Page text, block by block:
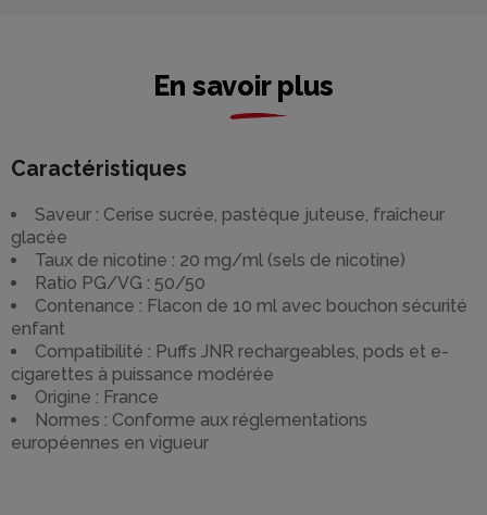
En savoir plus
Caractéristiques
Saveur : Cerise sucrée, pastèque juteuse, fraîcheur
glacée
Taux de nicotine : 20 mg/ml (sels de nicotine)
Ratio PG/VG : 50/50
Contenance : Flacon de 10 ml avec bouchon sécurité
enfant
Compatibilité : Puffs JNR rechargeables, pods et e-
cigarettes à puissance modérée
Origine : France
Normes : Conforme aux réglementations
européennes en vigueur